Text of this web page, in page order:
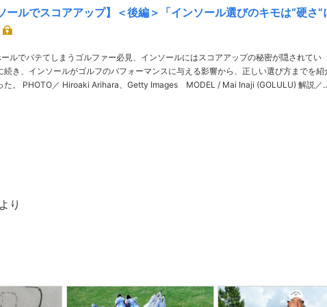
ールでスコアアップ】＜後編＞「インソール選びのキモは“硬さ”
ールでバテてしまうゴルファー必見、インソールにはスコアアップの秘密が隠されてい
続き、インソールがゴルフのパフォーマンスに与える影響から、正しい選び方までを紹
Inaji (GOLULU) 解説／神
り